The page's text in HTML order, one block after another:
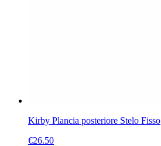
Kirby Plancia posteriore Stelo Fisso
€26.50